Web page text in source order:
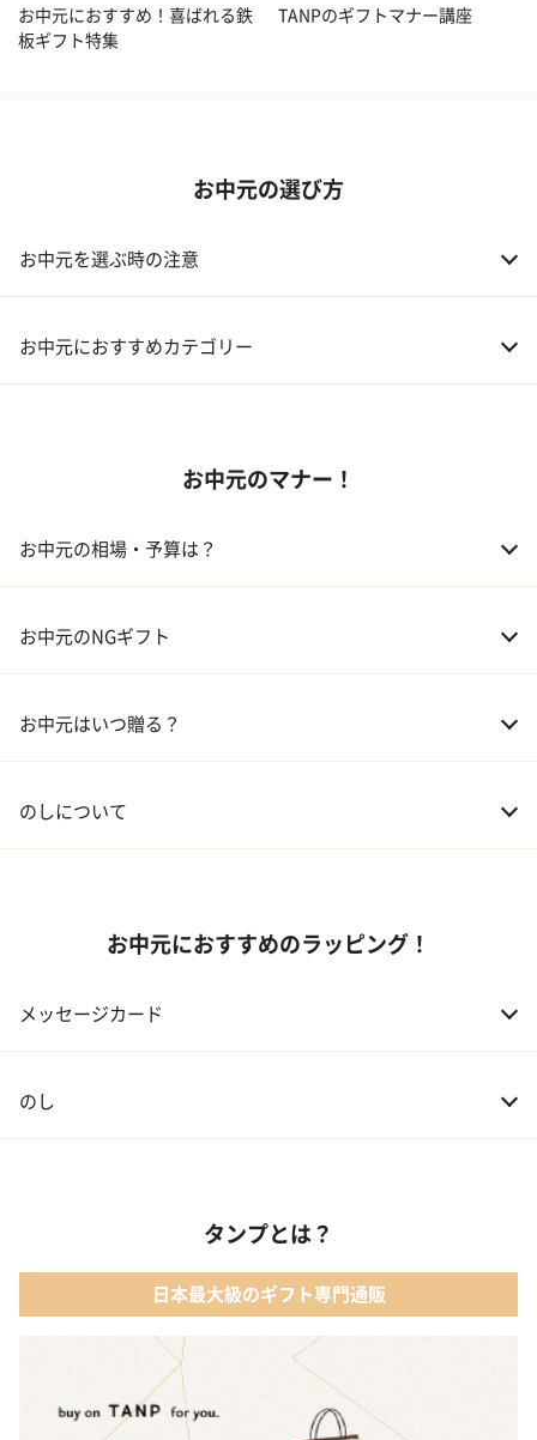
お中元におすすめ！喜ばれる鉄
板ギフト特集
TANPのギフトマナー講座
お中元の選び方
お中元を選ぶ時の注意
お中元におすすめカテゴリー
03 ギフトカタログ
お中元のマナー！
お中元の相場・予算は？
02 兄弟、姉妹 3,000～5,000円
04 会社の上司 5,000円程度
お中元のNGギフト
お中元はいつ贈る？
のしについて
お中元におすすめのラッピング！
メッセージカード
のし
タンプとは？
日本最大級のギフト専門通販